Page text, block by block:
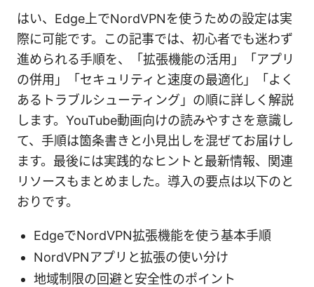
はい、Edge上でNordVPNを使うための設定は実
際に可能です。この記事では、初心者でも迷わず
進められる手順を、「拡張機能の活用」「アプリ
の併用」「セキュリティと速度の最適化」「よく
あるトラブルシューティング」の順に詳しく解説
します。YouTube動画向けの読みやすさを意識し
て、手順は箇条書きと小見出しを混ぜてお届けし
ます。最後には実践的なヒントと最新情報、関連
リソースもまとめました。導入の要点は以下のと
おりです。
EdgeでNordVPN拡張機能を使う基本手順
NordVPNアプリと拡張の使い分け
地域制限の回避と安全性のポイント